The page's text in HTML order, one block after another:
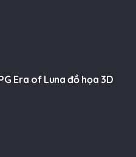
Era of Luna đồ họa 3D